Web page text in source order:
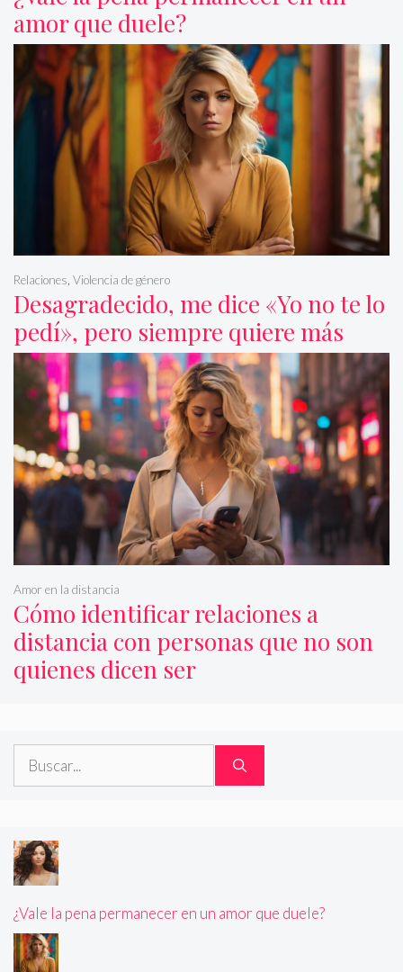
amor que duele?
Desagradecido, me dice «Yo no te lo
pedí», pero siempre quiere más
Relaciones Violencia de género
Cómo identificar relaciones a
distancia con personas que no son
quienes dicen ser
Amor en la distancia
Buscar:
¿Vale la pena permanecer en un amor que duele?